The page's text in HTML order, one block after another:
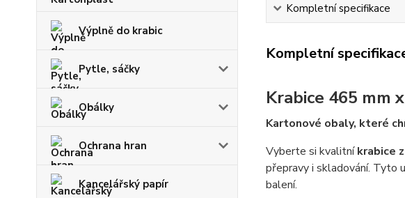
Výplně do krabic
Pytle, sáčky
Obálky
Ochrana hran
Kancelářský papír
Kompletní specifikace
Kompletní
Krabice 465 mm
Kartonové obaly, které
Vyberte si kvalitníkrabice
přepravy i skladování. Tyto
balení.